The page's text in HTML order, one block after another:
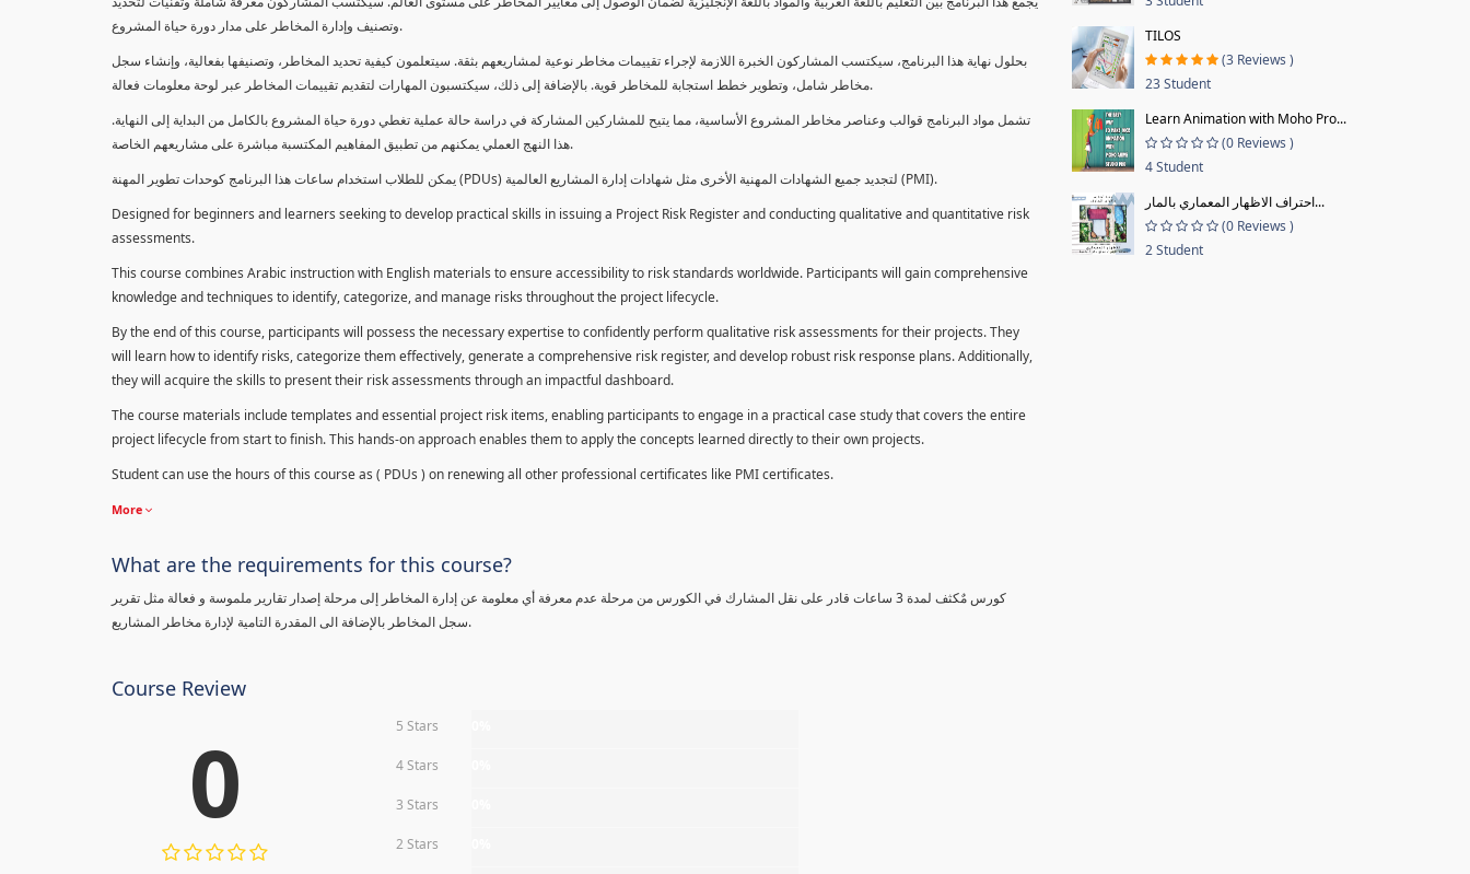
وتصنيف وإدارة المخاطر على مدار دورة حياة المشروع.
بحلول نهاية هذا البرنامج، سيكتسب المشاركون الخبرة اللازمة لإجراء تقييمات مخاطر نوعية لمشاريعهم بثقة. سيتعلمون كيفية تحديد المخاطر، وتصنيفها بفعالية، وإنشاء سجل
مخاطر شامل، وتطوير خطط استجابة للمخاطر قوية. بالإضافة إلى ذلك، سيكتسبون المهارات لتقديم تقييمات المخاطر عبر لوحة معلومات فعالة.
تشمل مواد البرنامج قوالب وعناصر مخاطر المشروع الأساسية، مما يتيح للمشاركين المشاركة في دراسة حالة عملية تغطي دورة حياة المشروع بالكامل من البداية إلى النهاية.
هذا النهج العملي يمكنهم من تطبيق المفاهيم المكتسبة مباشرة على مشاريعهم الخاصة.
يمكن للطلاب استخدام ساعات هذا البرنامج كوحدات تطوير المهنة (PDUs) لتجديد جميع الشهادات المهنية الأخرى مثل شهادات إدارة المشاريع العالمية (PMI).
Designed for beginners and learners seeking to develop practical skills in issuing a Project Risk Register and conducting qualitative and quantitative risk
assessments.
This course combines Arabic instruction with English materials to ensure accessibility to risk standards worldwide. Participants will gain comprehensive
knowledge and techniques to identify, categorize, and manage risks throughout the project lifecycle.
By the end of this course, participants will possess the necessary expertise to confidently perform qualitative risk assessments for their projects. They
will learn how to identify risks, categorize them effectively, generate a comprehensive risk register, and develop robust risk response plans. Additionally,
they will acquire the skills to present their risk assessments through an impactful dashboard.
The course materials include templates and essential project risk items, enabling participants to engage in a practical case study that covers the entire
project lifecycle from start to finish. This hands-on approach enables them to apply the concepts learned directly to their own projects.
Student can use the hours of this course as ( PDUs ) on renewing all other professional certificates like PMI certificates.
More
What are the requirements for this course?
كورس مٌكثف لمدة 3 ساعات قادر على نقل المشارك في الكورس من مرحلة عدم معرفة أي معلومة عن إدارة المخاطر إلى مرحلة إصدار تقارير ملموسة و فعالة مثل تقرير
سجل المخاطر بالإضافة الى المقدرة التامية لإدارة مخاطر المشاريع.
Course Review
0 5 Stars
4 Stars
3 Stars
2 Stars
TILOS
(3 Reviews )
23 Student
Learn Animation with Moho Pro...
(0 Reviews )
4 Student
احتراف الاظهار المعماري بالمار...
(0 Reviews )
2 Student